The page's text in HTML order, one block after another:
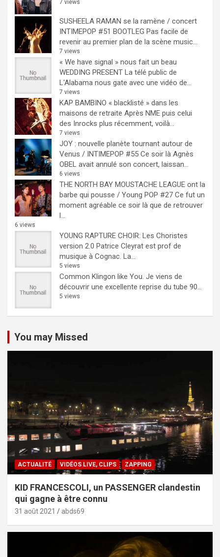
7 views
SUSHEELA RAMAN se la ramène / concert
INTIMEPOP #51 BOOTLEG Pas facile de
revenir au premier plan de la scène music...
7 views
« We have signal » nous fait un beau
WEDDING PRESENT La télé public de
L'Alabama nous gate avec une vidéo de...
7 views
KAP BAMBINO « blacklisté » dans les
maisons de retraite Après NME puis celui
des Inrocks plus récemment, voilà...
7 views
JOY : nouvelle planète tournant autour de
Venus / INTIMEPOP #55 Ce soir là Agnès
OBEL avait annulé son concert, laissan...
6 views
THE NORTH BAY MOUSTACHE LEAGUE ont la
barbe qui pousse / Young POP #27 Ce fut un
moment agréable ce soir là que de retrouver
l...
6 views
YOUNG RAPTURE CHOIR: Les Choristes
version 2.0 Patrice Cleyrat est prof de
musique à Cognac. La...
5 views
Common Klingon like You. Je viens de
découvrir une excellente reprise du tube 90...
5 views
You may Missed
ACTUALITÉ VIDÉOS LIVE, CLIPS ZAPPING
KID FRANCESCOLI, un PASSENGER clandestin
qui gagne à être connu
31 août 2021 abds69